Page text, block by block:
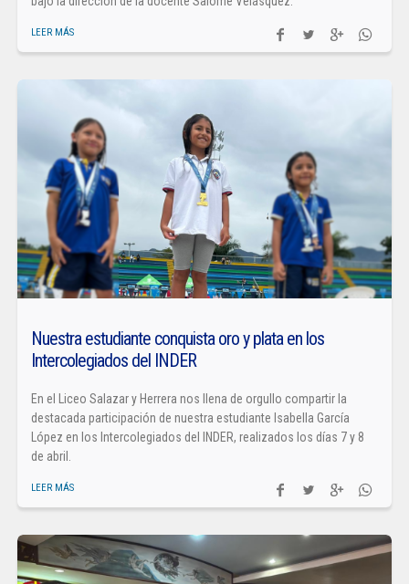
LEER MÁS
Nuestra estudiante conquista oro y plata en los
Intercolegiados del INDER
En el Liceo Salazar y Herrera nos llena de orgullo compartir la
destacada participación de nuestra estudiante Isabella García
López en los Intercolegiados del INDER, realizados los días 7 y 8
de abril.
LEER MÁS